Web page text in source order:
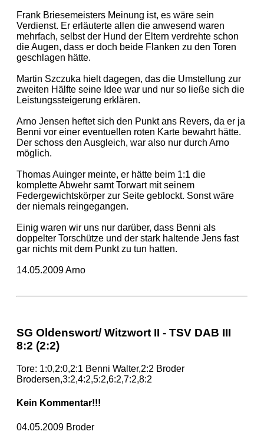
Frank Briesemeisters Meinung ist, es wäre sein
Verdienst. Er erläuterte allen die anwesend waren
mehrfach, selbst der Hund der Eltern verdrehte schon
die Augen, dass er doch beide Flanken zu den Toren
geschlagen hätte.
Martin Szczuka hielt dagegen, das die Umstellung zur
zweiten Hälfte seine Idee war und nur so ließe sich die
Leistungssteigerung erklären.
Arno Jensen heftet sich den Punkt ans Revers, da er ja
Benni vor einer eventuellen roten Karte bewahrt hätte.
Der schoss den Ausgleich, war also nur durch Arno
möglich.
Thomas Auinger meinte, er hätte beim 1:1 die
komplette Abwehr samt Torwart mit seinem
Federgewichtskörper zur Seite geblockt. Sonst wäre
der niemals reingegangen.
Einig waren wir uns nur darüber, dass Benni als
doppelter Torschütze und der stark haltende Jens fast
gar nichts mit dem Punkt zu tun hatten.
14.05.2009 Arno
SG Oldenswort/ Witzwort II - TSV DAB III
8:2 (2:2)
Tore: 1:0,2:0,2:1 Benni Walter,2:2 Broder
Brodersen,3:2,4:2,5:2,6:2,7:2,8:2
Kein Kommentar!!!
04.05.2009 Broder